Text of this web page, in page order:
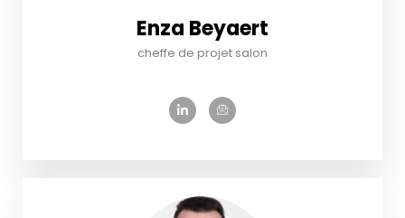
Enza Beyaert
cheffe de projet salon